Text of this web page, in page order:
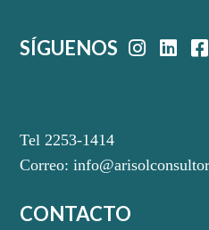
SÍGUENOS
Tel 2253-1414
Correo:
CONTACTO